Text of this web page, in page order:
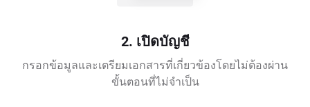
2. เปิดบัญชี
กรอกข้อมูลและเตรียมเอกสารที่เกี่ยวข้องโดยไม่ต้องผ่าน
ขั้นตอนที่ไม่จำเป็น